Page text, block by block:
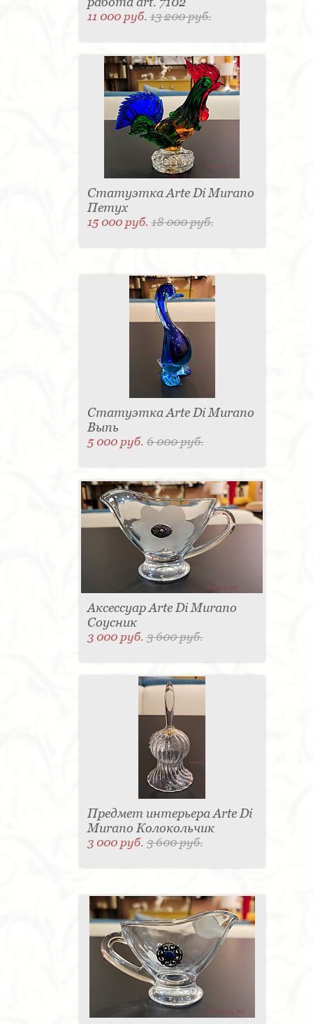
11 000 руб.13 200 руб.
Статуэтка Arte Di Murano
Петух
15 000 руб.18 000 руб.
Статуэтка Arte Di Murano
Выпь
5 000 руб.6 000 руб.
Аксессуар Arte Di Murano
Соусник
3 000 руб.3 600 руб.
Предмет интерьера Arte Di
Murano Колокольчик
3 000 руб.3 600 руб.